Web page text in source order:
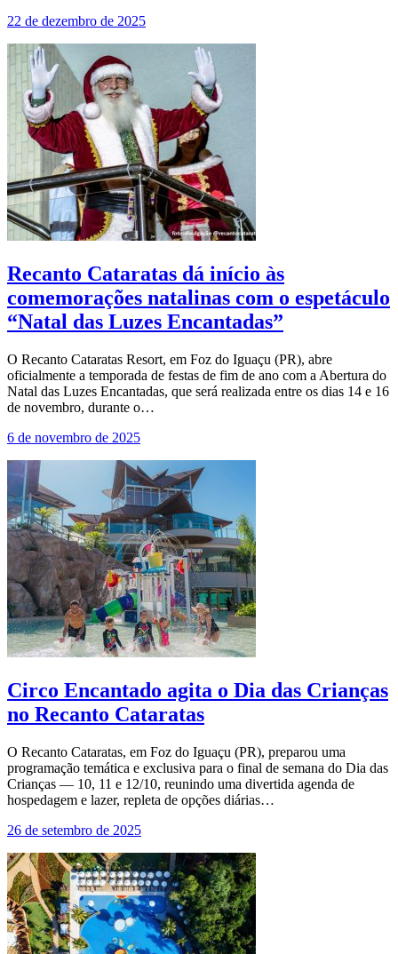
22 de dezembro de 2025
Recanto Cataratas dá início às
comemorações natalinas com o espetáculo
“Natal das Luzes Encantadas”
O Recanto Cataratas Resort, em Foz do Iguaçu (PR), abre
oficialmente a temporada de festas de fim de ano com a Abertura do
Natal das Luzes Encantadas, que será realizada entre os dias 14 e 16
de novembro, durante o…
6 de novembro de 2025
Circo Encantado agita o Dia das Crianças
no Recanto Cataratas
O Recanto Cataratas, em Foz do Iguaçu (PR), preparou uma
programação temática e exclusiva para o final de semana do Dia das
Crianças — 10, 11 e 12/10, reunindo uma divertida agenda de
hospedagem e lazer, repleta de opções diárias…
26 de setembro de 2025